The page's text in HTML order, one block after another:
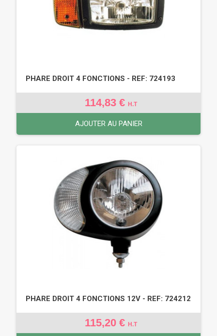
PHARE DROIT 4 FONCTIONS - REF: 724193
114,83 € H.T
AJOUTER AU PANIER
PHARE DROIT 4 FONCTIONS 12V - REF: 724212
115,20 € H.T